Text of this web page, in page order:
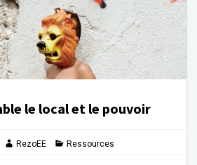
le local et le pouvoir
RezoEE Ressources